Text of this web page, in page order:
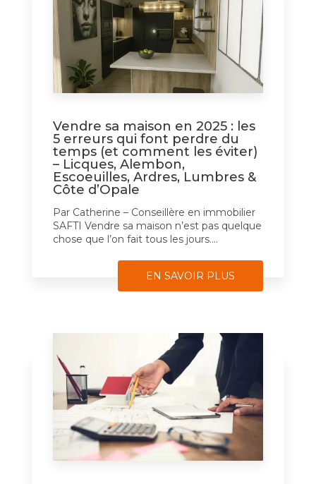
Vendre sa maison en 2025 : les
5 erreurs qui font perdre du
temps (et comment les éviter)
– Licques, Alembon,
Escoeuilles, Ardres, Lumbres &
Côte d’Opale
Par Catherine – Conseillère en immobilier
SAFTI Vendre sa maison n’est pas quelque
chose que l’on fait tous les jours....
EN SAVOIR PLUS